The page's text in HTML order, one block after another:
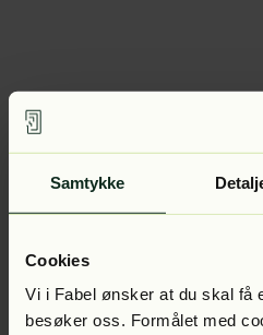
Samtykke
Cookies
Vi i Fabel ønsker at du skal få
besøker oss. Formålet med